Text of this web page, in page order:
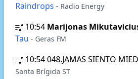
Raindrops - Radio Energy
10:54 Marijonas
Tau - Geras FM
10:54048.JAMAS SIENTO
Santa Brígida ST